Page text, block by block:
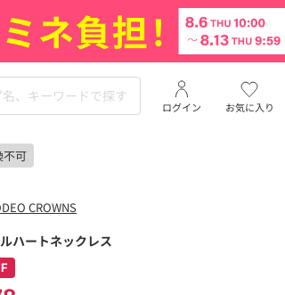
お気に入り
ログイン
不可
CROWNS
ハートネックレス